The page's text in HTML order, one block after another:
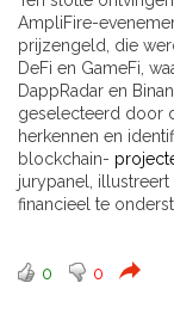
AmpliFire-
prijzengeld, die
DeFi en GameFi,
DappRadar en
geselecteerd door
herkennen en
blockchain-
jurypanel, illustreert
financieel te
0 0